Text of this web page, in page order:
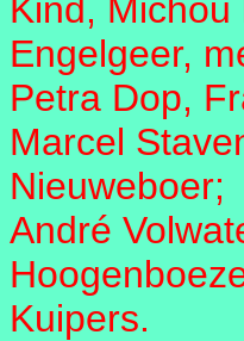
Kind,
Engelgeer,
Petra Dop,
Marcel
Nieuweboer;
André
Kuipers.